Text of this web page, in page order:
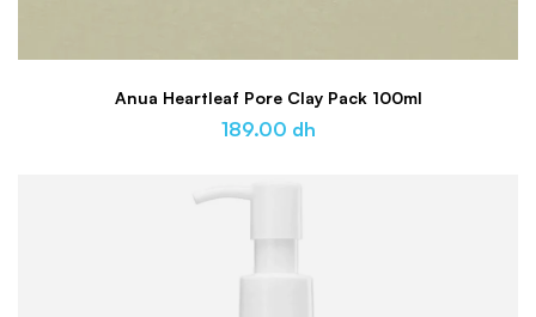
Anua Heartleaf Pore Clay Pack 100ml
189.00 dh